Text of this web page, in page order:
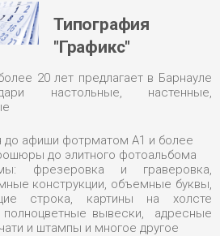
Типография
"Графикс"
20 лет предлагает в Барнауле
настольные, настенные,
до афиши фотрматом А1 и более
до элитного фотоальбома
фрезеровка и граверовка,
конструкции, объемные буквы,
строка, картины на холсте
вывески, адресные
и штампы и многое другое